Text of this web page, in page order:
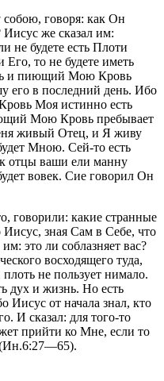
собою, говоря: как Он
же сказал им:
не будете есть Плоти
то не будете иметь
и пиющий Мою Кровь
его в последний день. Ибо
Моя истинно есть
Мою Кровь пребывает
живый Отец, и Я живу
Мною. Сей-то есть
отцы ваши ели манну
вовек. Сие говорил Он
говорили: какие странные
зная Сам в Себе, что
это ли соблазняет вас?
восходящего туда,
не пользует нимало.
дух и жизнь. Но есть
Иисус от начала знал, кто
И сказал: для того-то
прийти ко Мне, если то
(Ин.6:27—65).